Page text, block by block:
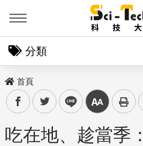
分類
首頁
facebooktwitter line 中
吃在地、趁當季